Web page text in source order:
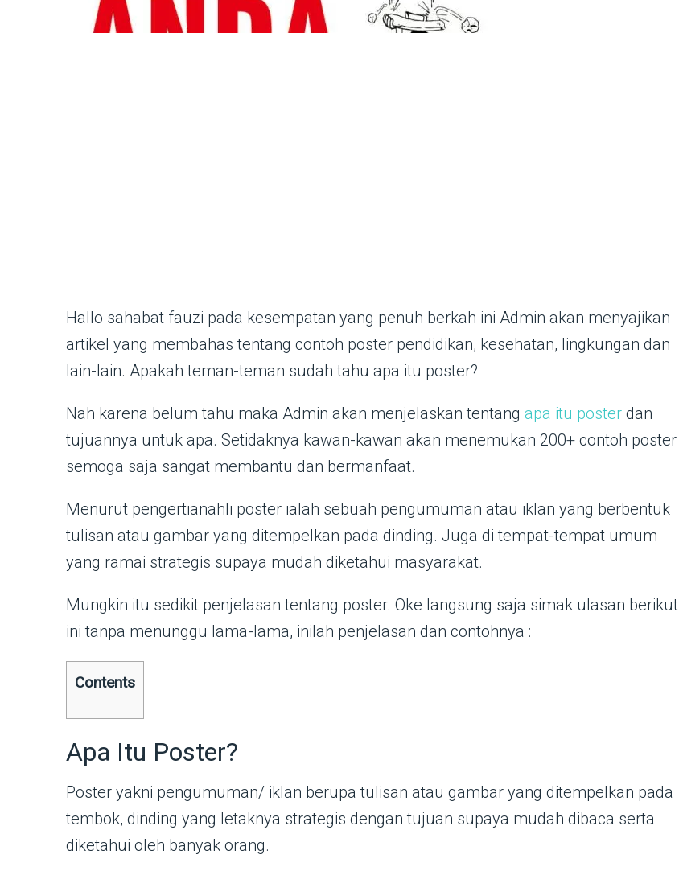
Hallo sahabat fauzi pada kesempatan yang penuh berkah ini Admin akan menyajikan
artikel yang membahas tentang contoh poster pendidikan, kesehatan, lingkungan dan
lain-lain. Apakah teman-teman sudah tahu apa itu poster?
Nah karena belum tahu maka Admin akan menjelaskan tentang apa itu poster dan
tujuannya untuk apa. Setidaknya kawan-kawan akan menemukan 200+ contoh poster
semoga saja sangat membantu dan bermanfaat.
Menurut pengertianahli poster ialah sebuah pengumuman atau iklan yang berbentuk
tulisan atau gambar yang ditempelkan pada dinding. Juga di tempat-tempat umum
yang ramai strategis supaya mudah diketahui masyarakat.
Mungkin itu sedikit penjelasan tentang poster. Oke langsung saja simak ulasan berikut
ini tanpa menunggu lama-lama, inilah penjelasan dan contohnya :
Contents
Apa Itu Poster?
Poster yakni pengumuman/ iklan berupa tulisan atau gambar yang ditempelkan pada
tembok, dinding yang letaknya strategis dengan tujuan supaya mudah dibaca serta
diketahui oleh banyak orang.